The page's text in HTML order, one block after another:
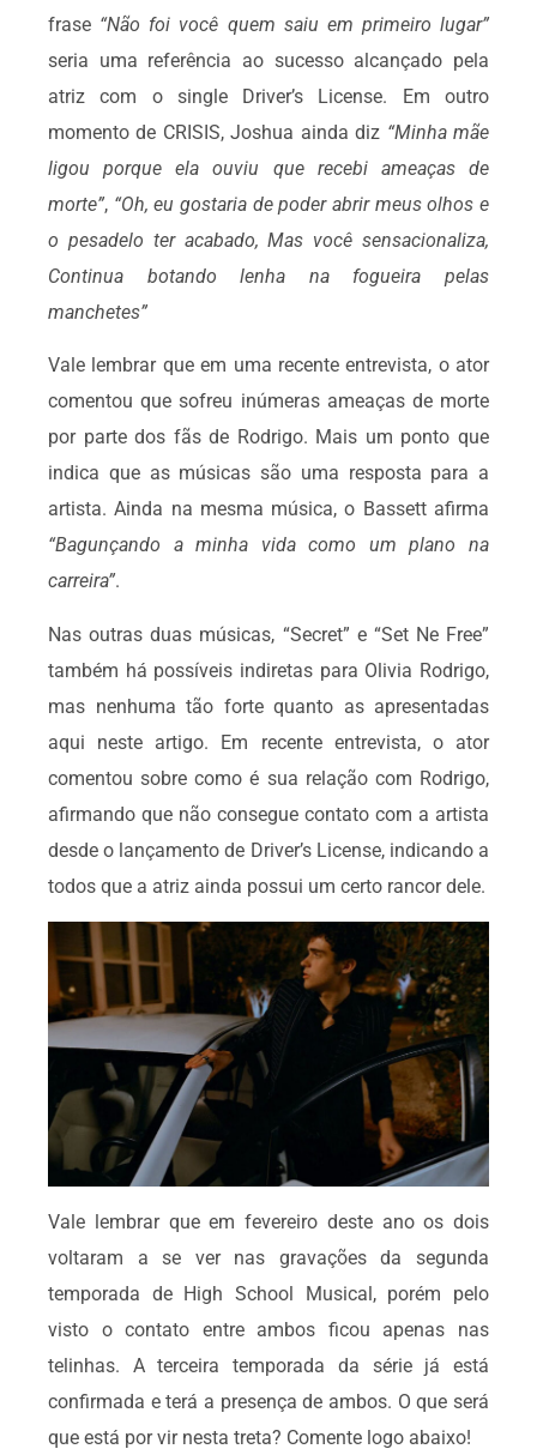
frase “Não foi você quem saiu em primeiro lugar”
seria uma referência ao sucesso alcançado pela
atriz com o single Driver’s License. Em outro
momento de CRISIS, Joshua ainda diz “Minha mãe
ligou porque ela ouviu que recebi ameaças de
morte”, “Oh, eu gostaria de poder abrir meus olhos e
o pesadelo ter acabado, Mas você sensacionaliza,
Continua botando lenha na fogueira pelas
manchetes”
Vale lembrar que em uma recente entrevista, o ator
comentou que sofreu inúmeras ameaças de morte
por parte dos fãs de Rodrigo. Mais um ponto que
indica que as músicas são uma resposta para a
artista. Ainda na mesma música, o Bassett afirma
“Bagunçando a minha vida como um plano na
carreira”.
Nas outras duas músicas, “Secret” e “Set Ne Free”
também há possíveis indiretas para Olivia Rodrigo,
mas nenhuma tão forte quanto as apresentadas
aqui neste artigo. Em recente entrevista, o ator
comentou sobre como é sua relação com Rodrigo,
afirmando que não consegue contato com a artista
desde o lançamento de Driver’s License, indicando a
todos que a atriz ainda possui um certo rancor dele.
Vale lembrar que em fevereiro deste ano os dois
voltaram a se ver nas gravações da segunda
temporada de High School Musical, porém pelo
visto o contato entre ambos ficou apenas nas
telinhas. A terceira temporada da série já está
confirmada e terá a presença de ambos. O que será
que está por vir nesta treta? Comente logo abaixo!